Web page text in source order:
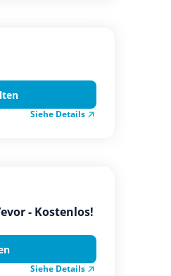
Siehe Details
- Kostenlos!
Siehe Details